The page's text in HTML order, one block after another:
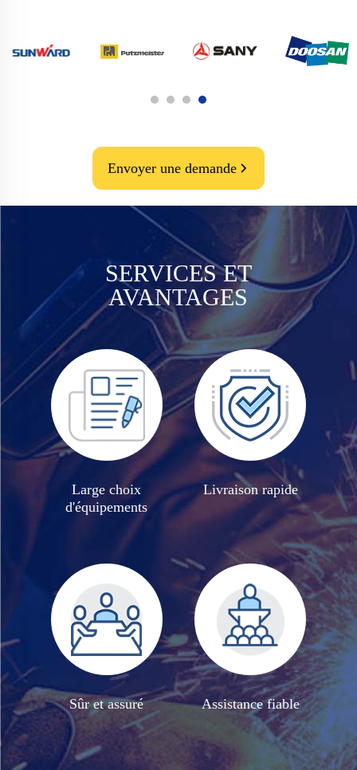
Envoyer une demande
SERVICES ET
AVANTAGES
Large choix
d'équipements
Livraison rapide
Sûr et assuré Assistance fiable